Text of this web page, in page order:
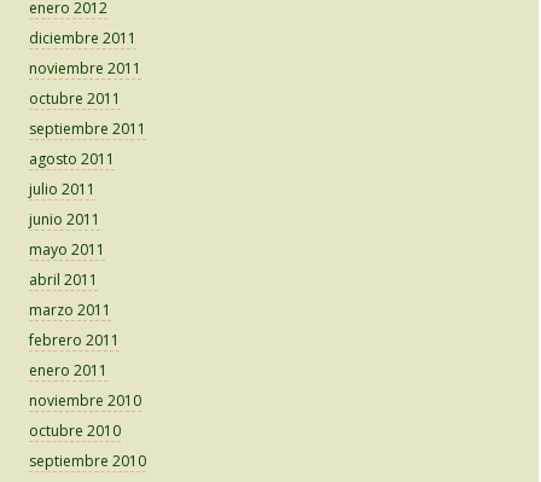
enero 2012
diciembre 2011
noviembre 2011
octubre 2011
septiembre 2011
agosto 2011
julio 2011
junio 2011
mayo 2011
abril 2011
marzo 2011
febrero 2011
enero 2011
noviembre 2010
octubre 2010
septiembre 2010